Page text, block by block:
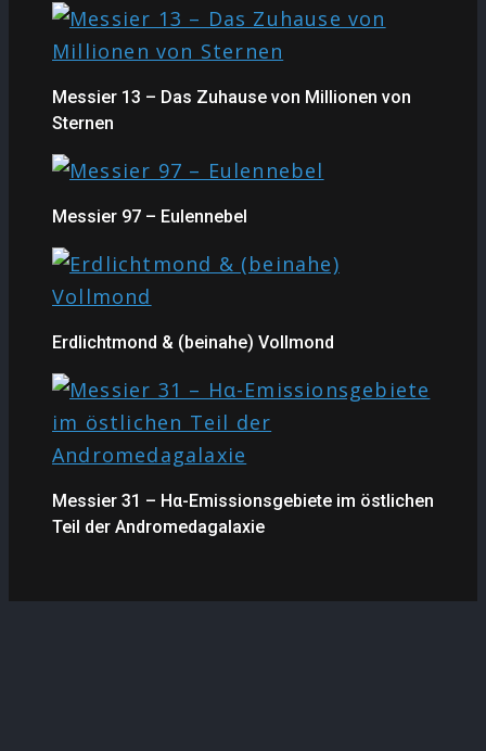
Messier 13 – Das Zuhause von Millionen von
Sternen
Messier 97 – Eulennebel
Erdlichtmond & (beinahe) Vollmond
Messier 31 – Hα-Emissionsgebiete im östlichen
Teil der Andromedagalaxie